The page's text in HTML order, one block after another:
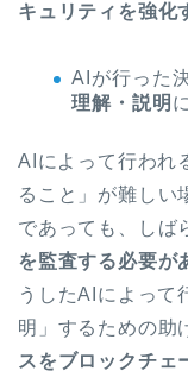
キュリティを強化
AIが行った
理解・説明
AIによって行われ
ること」が難しい
であっても、しば
を監査する必要が
うしたAIによって
明」するための助
スをブロックチェ